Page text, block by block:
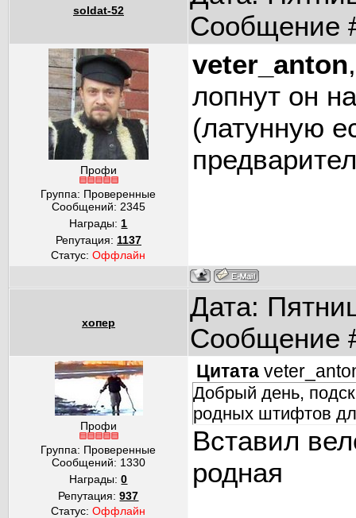
soldat-52
Сообщение
Профи
Группа: Проверенные
Сообщений: 2345
Награды: 1
Репутация: 1137
Статус:Оффлайн
veter_anton
лопнут он
(латунную
хопер
Дата:
Сообщение
Профи
Группа: Проверенные
Сообщений: 1330
Награды:0
Репутация:937
Статус:Оффлайн
Цитата
Добрый день,
родных штифтов
Вставил
родная